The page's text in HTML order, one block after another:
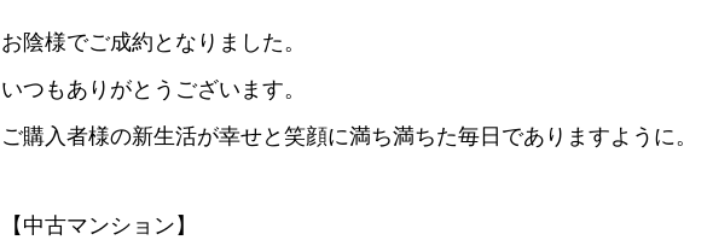
お陰様でご成約となりました。
いつもありがとうございます。
ご購入者様の新生活が幸せと笑顔に満ち満ちた毎日でありますように。
【中古マンション】